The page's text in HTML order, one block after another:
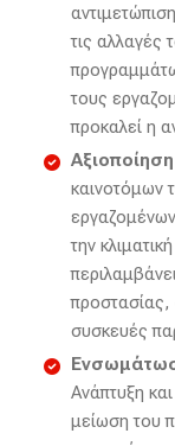
τις αλλαγές
τους
προκαλεί η
καινοτόμων
την
συσκευές
Ανάπτυξη
μείωση του